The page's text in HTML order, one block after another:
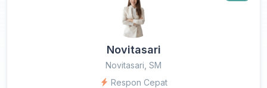
Novitasari
Novitasari, SM
Respon Cepat